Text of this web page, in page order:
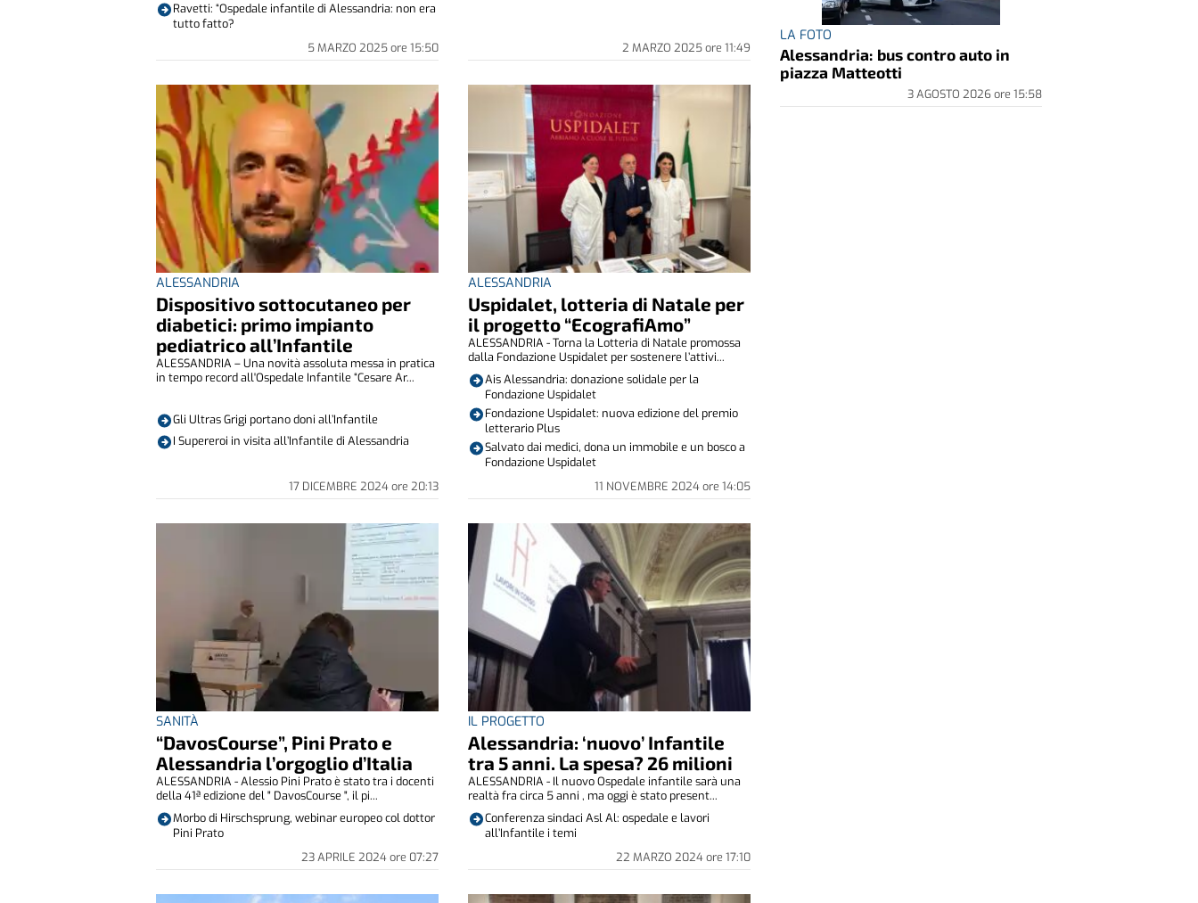
5 MARZO 2025ore 15:50
Ravetti: “Ospedale infantile di Alessandria: non era
tutto fatto?
2 MARZO 2025ore 11:49
ALESSANDRIA
Dispositivo sottocutaneo per
diabetici: primo impianto
pediatrico all’Infantile
17 DICEMBRE 2024ore 20:13
ALESSANDRIA – Una novità assoluta messa in pratica
in tempo record all'Ospedale Infantile “Cesare Ar...
Gli Ultras Grigi portano doni all’Infantile
I Supereroi in visita all’Infantile di Alessandria
ALESSANDRIA
Uspidalet, lotteria di Natale per
il progetto “EcografiAmo”
11 NOVEMBRE 2024ore 14:05
ALESSANDRIA - Torna la Lotteria di Natale promossa
dalla Fondazione Uspidalet per sostenere l’attivi...
Ais Alessandria: donazione solidale per la
Fondazione Uspidalet
Fondazione Uspidalet: nuova edizione del premio
letterario Plus
Salvato dai medici, dona un immobile e un bosco a
Fondazione Uspidalet
SANITÀ
“DavosCourse”, Pini Prato e
Alessandria l’orgoglio d’Italia
23 APRILE 2024ore 07:27
ALESSANDRIA - Alessio Pini Prato è stato tra i docenti
della 41ª edizione del " DavosCourse ", il pi...
Morbo di Hirschsprung, webinar europeo col dottor
Pini Prato
IL PROGETTO
Alessandria: ‘nuovo’ Infantile
tra 5 anni. La spesa? 26 milioni
22 MARZO 2024ore 17:10
ALESSANDRIA - Il nuovo Ospedale infantile sarà una
realtà fra circa 5 anni , ma oggi è stato present...
Conferenza sindaci Asl Al: ospedale e lavori
all’Infantile i temi
LA FOTO
Alessandria: bus contro auto in
piazza Matteotti
3 AGOSTO 2026ore 15:58